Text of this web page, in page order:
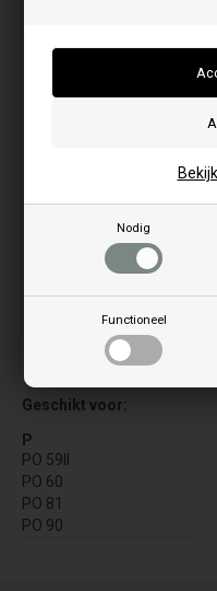
Nodig
Functioneel
De foto kan
Geschikt voor:
P
PO 59II
PO 60
PO 81
PO 90